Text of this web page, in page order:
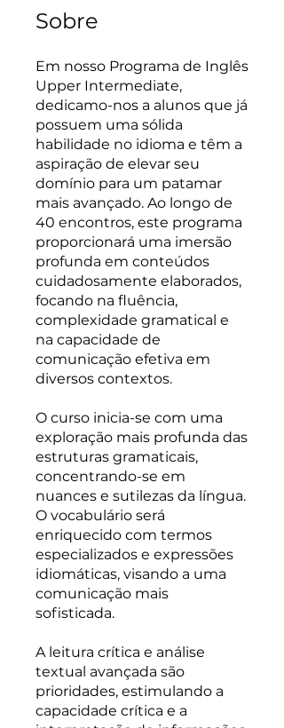
Sobre
Em nosso Programa de Inglês
Upper Intermediate,
dedicamo-nos a alunos que já
possuem uma sólida
habilidade no idioma e têm a
aspiração de elevar seu
domínio para um patamar
mais avançado. Ao longo de
40 encontros, este programa
proporcionará uma imersão
profunda em conteúdos
cuidadosamente elaborados,
focando na fluência,
complexidade gramatical e
na capacidade de
comunicação efetiva em
diversos contextos.
O curso inicia-se com uma
exploração mais profunda das
estruturas gramaticais,
concentrando-se em
nuances e sutilezas da língua.
O vocabulário será
enriquecido com termos
especializados e expressões
idiomáticas, visando a uma
comunicação mais
sofisticada.
A leitura crítica e análise
textual avançada são
prioridades, estimulando a
capacidade crítica e a